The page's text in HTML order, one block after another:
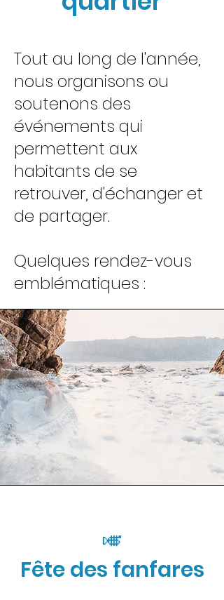
Tout au long de l'année,
nous organisons ou
soutenons des
événements qui
permettent aux
habitants de se
retrouver, d'échanger et
de partager.
Quelques rendez-vous
emblématiques :
🎺
Fête des fanfares